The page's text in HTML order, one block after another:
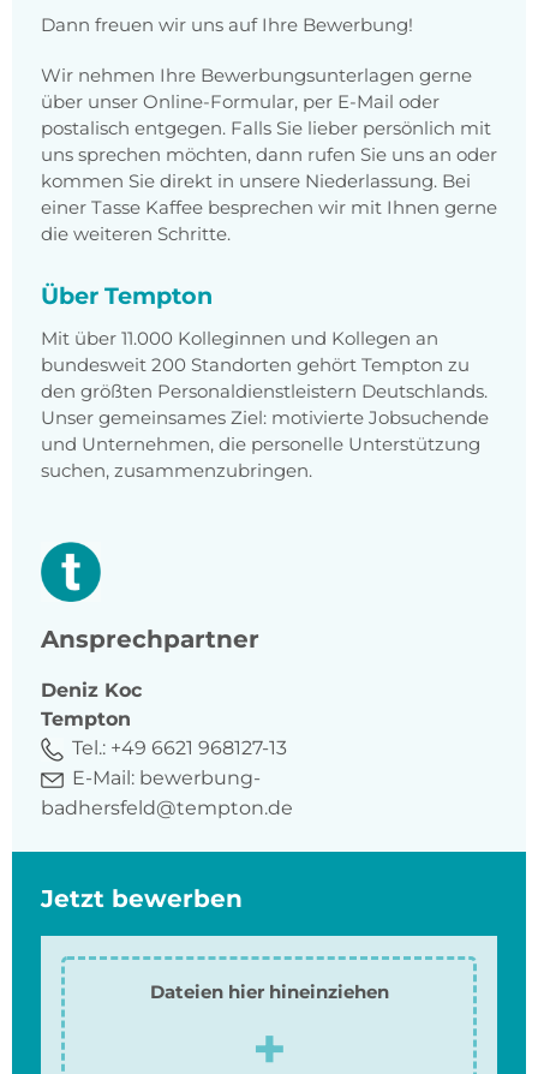
Dann freuen wir uns auf Ihre Bewerbung!
Wir nehmen Ihre Bewerbungsunterlagen gerne
über unser Online-Formular, per E-Mail oder
postalisch entgegen. Falls Sie lieber persönlich mit
uns sprechen möchten, dann rufen Sie uns an oder
kommen Sie direkt in unsere Niederlassung. Bei
einer Tasse Kaffee besprechen wir mit Ihnen gerne
die weiteren Schritte.
Über Tempton
Mit über 11.000 Kolleginnen und Kollegen an
bundesweit 200 Standorten gehört Tempton zu
den größten Personaldienstleistern Deutschlands.
Unser gemeinsames Ziel: motivierte Jobsuchende
und Unternehmen, die personelle Unterstützung
suchen, zusammenzubringen.
Ansprechpartner
Deniz Koc
Tempton
Tel.: +49 6621 968127-13
E-Mail: bewerbung-
badhersfeld@tempton.de
Jetzt bewerben
Dateien hier hineinziehen